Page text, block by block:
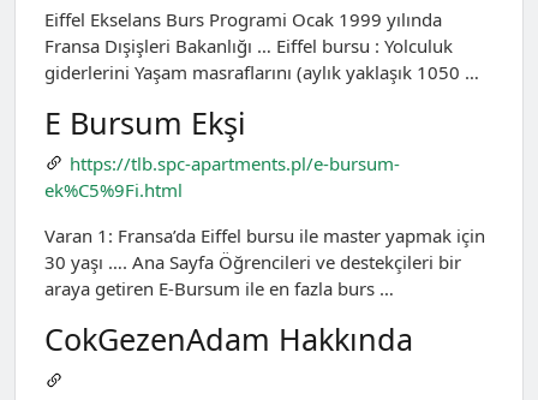
Eiffel Ekselans Burs Programi Ocak 1999 yılında
Fransa Dışişleri Bakanlığı … Eiffel bursu : Yolculuk
giderlerini Yaşam masraflarını (aylık yaklaşık 1050 …
E Bursum Ekşi
https://tlb.spc-apartments.pl/e-bursum-
ek%C5%9Fi.html
Varan 1: Fransa’da Eiffel bursu ile master yapmak için
30 yaşı …. Ana Sayfa Öğrencileri ve destekçileri bir
araya getiren E-Bursum ile en fazla burs …
CokGezenAdam Hakkında